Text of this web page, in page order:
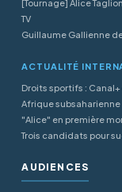
[Tournage] Alice
TV
Guillaume Gallienne
ACTUALITÉ
Droits sportifs :
Afrique subsaharienne
"Alice" en première
Trois candidats pour
AUDIENCES